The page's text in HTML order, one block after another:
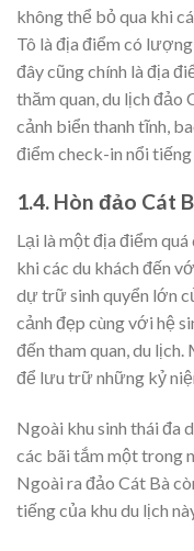
không thể bỏ qua khi
Tô là địa điểm có
đây cũng chính là địa
thăm quan, du lịch đảo
cảnh biển thanh tĩnh,
điểm check-in nổi
1.4. Hòn đảo Cát
Lại là một địa điểm
khi các du khách đến
dự trữ sinh quyển lớn
cảnh đẹp cùng với hệ
đến tham quan, du
để lưu trữ những kỷ
Ngoài khu sinh thái đa
các bãi tắm một trong
Ngoài ra đảo Cát Bà
tiếng của khu du lịch